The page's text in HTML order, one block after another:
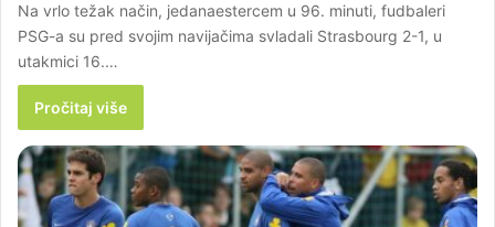
Na vrlo težak način, jedanaestercem u 96. minuti, fudbaleri
PSG-a su pred svojim navijačima svladali Strasbourg 2-1, u
utakmici 16.…
Pročitaj više